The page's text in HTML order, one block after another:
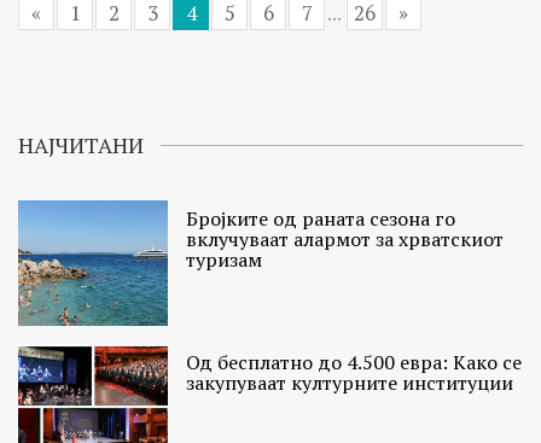
« 1 2 3 4 5 6 7 ... 26 »
НАЈЧИТАНИ
Бројките од раната сезона го
вклучуваат алармот за хрватскиот
туризам
Од бесплатно до 4.500 евра: Како се
закупуваат културните институции